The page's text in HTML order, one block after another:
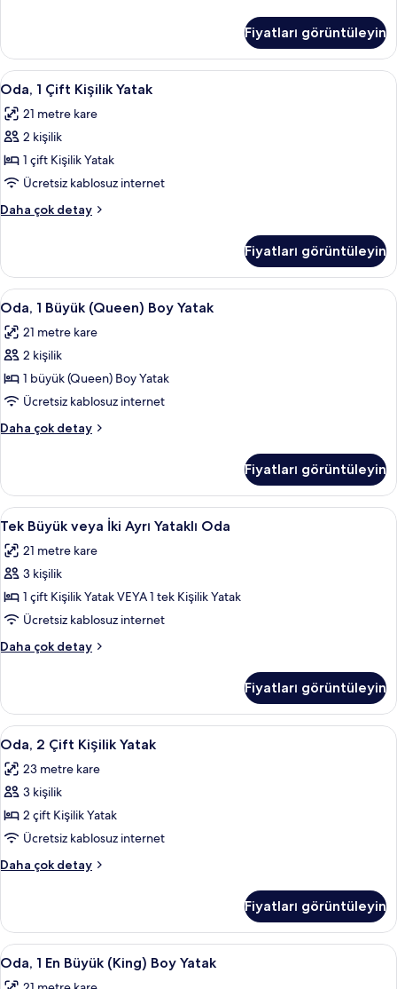
görün
Bed
hakkında
daha
detay
Fiyatları görüntüleyin
Oda,
1
Çift
Kişilik
Yatak
için
tüm
fotoğrafları
Oda, 1 Çift Kişilik Yatak | Anti alerjik
11
Oda, 1 Çift Kişilik Yatak
21 metre kare
2 kişilik
1 çift Kişilik Yatak
Ücretsiz kablosuz internet
Daha çok detay
Oda,
Yatak
hakkında
daha
detay
Fiyatları görüntüleyin
Oda,
1
Büyük
(Queen)
Boy
Yatak
için
tüm
görün
Anti alerjik yatak takımı, odada kasa,
7
Oda, 1 Büyük (Queen) Boy Yatak
21 metre kare
2 kişilik
1 büyük (Queen) Boy Yatak
Ücretsiz kablosuz internet
Daha çok detay
Oda,
Boy
Yatak
hakkında
fazla
detay
Fiyatları görüntüleyin
Tek
Büyük
veya
İki
Ayrı
Yataklı
Oda
için
fotoğrafları
görün
Tek Büyük veya İki Ayrı Yataklı Oda
10
Tek Büyük veya İki Ayrı Yataklı Oda
21 metre kare
3 kişilik
1 çift Kişilik Yatak VEYA 1 tek Kişilik Yatak
Ücretsiz kablosuz internet
Daha çok detay
Tek
Ayrı
Yataklı
Oda
daha
fazla
Fiyatları görüntüleyin
Oda,
2
Çift
Kişilik
Yatak
için
tüm
fotoğrafları
Oda, 2 Çift Kişilik Yatak | Anti alerjik
7
Oda, 2 Çift Kişilik Yatak
23 metre kare
3 kişilik
2 çift Kişilik Yatak
Ücretsiz kablosuz internet
Daha çok detay
Oda,
Yatak
hakkında
daha
Fiyatları görüntüleyin
Oda,
1
Oda, 1 En Büyük (King) Boy Yatak |
9
Oda, 1 En Büyük (King) Boy Yatak